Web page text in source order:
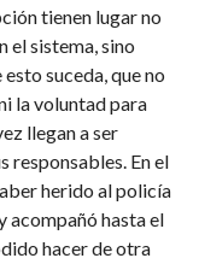
tienen lugar no
el sistema, sino
suceda, que no
la voluntad para
llegan a ser
responsables. En el
herido al policía
acompañó hasta el
hacer de otra